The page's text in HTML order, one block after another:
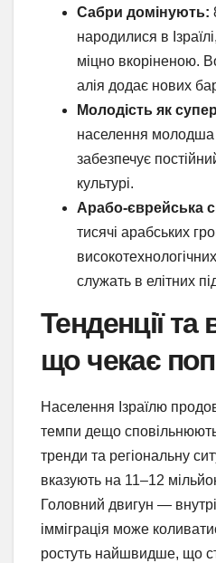
Сабри домінують:
народилися в
міцно вкоріненою.
алія додає нових
Молодість як
населення
забезпечує
культурі.
Арабо-єврейська
тисячі арабських
служать в елітних
Тенденції та
що чекає
Населення Ізраїлю
темпи дещо
тренди та регіональну
вказують на 11–12
Головний двигун —
імміграція може
ростуть найшвидше, що